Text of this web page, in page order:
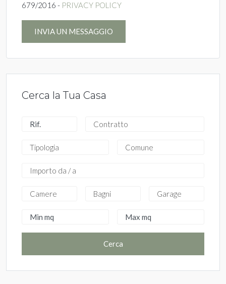
679/2016 - PRIVACY POLICY
INVIA UN MESSAGGIO
Cerca la Tua Casa
Cerca